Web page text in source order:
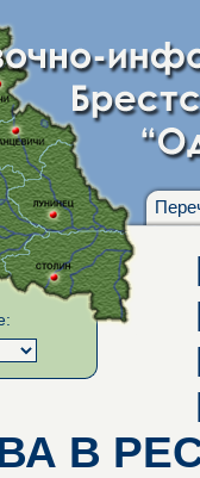
В